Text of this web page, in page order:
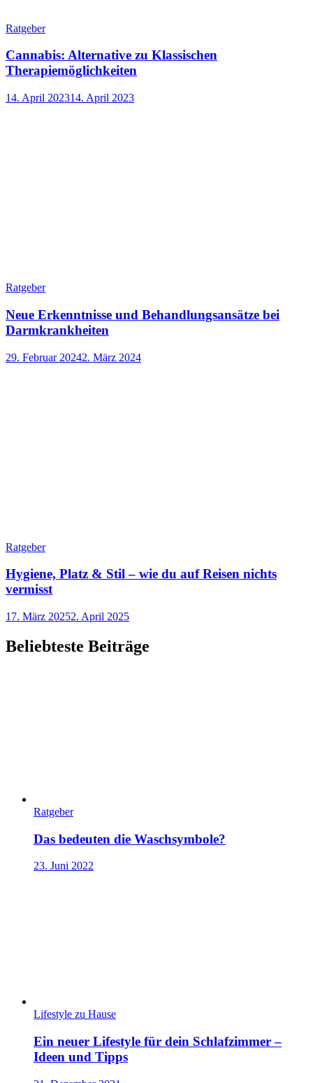
Ratgeber
Cannabis: Alternative zu Klassischen
Therapiemöglichkeiten
14. April 202314. April 2023
Ratgeber
Neue Erkenntnisse und Behandlungsansätze bei
Darmkrankheiten
29. Februar 20242. März 2024
Ratgeber
Hygiene, Platz & Stil – wie du auf Reisen nichts
vermisst
17. März 20252. April 2025
Beliebteste Beiträge
Ratgeber
Das bedeuten die Waschsymbole?
23. Juni 2022
Lifestyle zu Hause
Ein neuer Lifestyle für dein Schlafzimmer –
Ideen und Tipps